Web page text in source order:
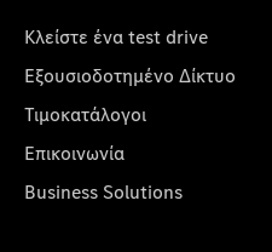
Κλείστε ένα test drive
Εξουσιοδοτημένο Δίκτυο
Τιμοκατάλογοι
Επικοινωνία
Business Solutions